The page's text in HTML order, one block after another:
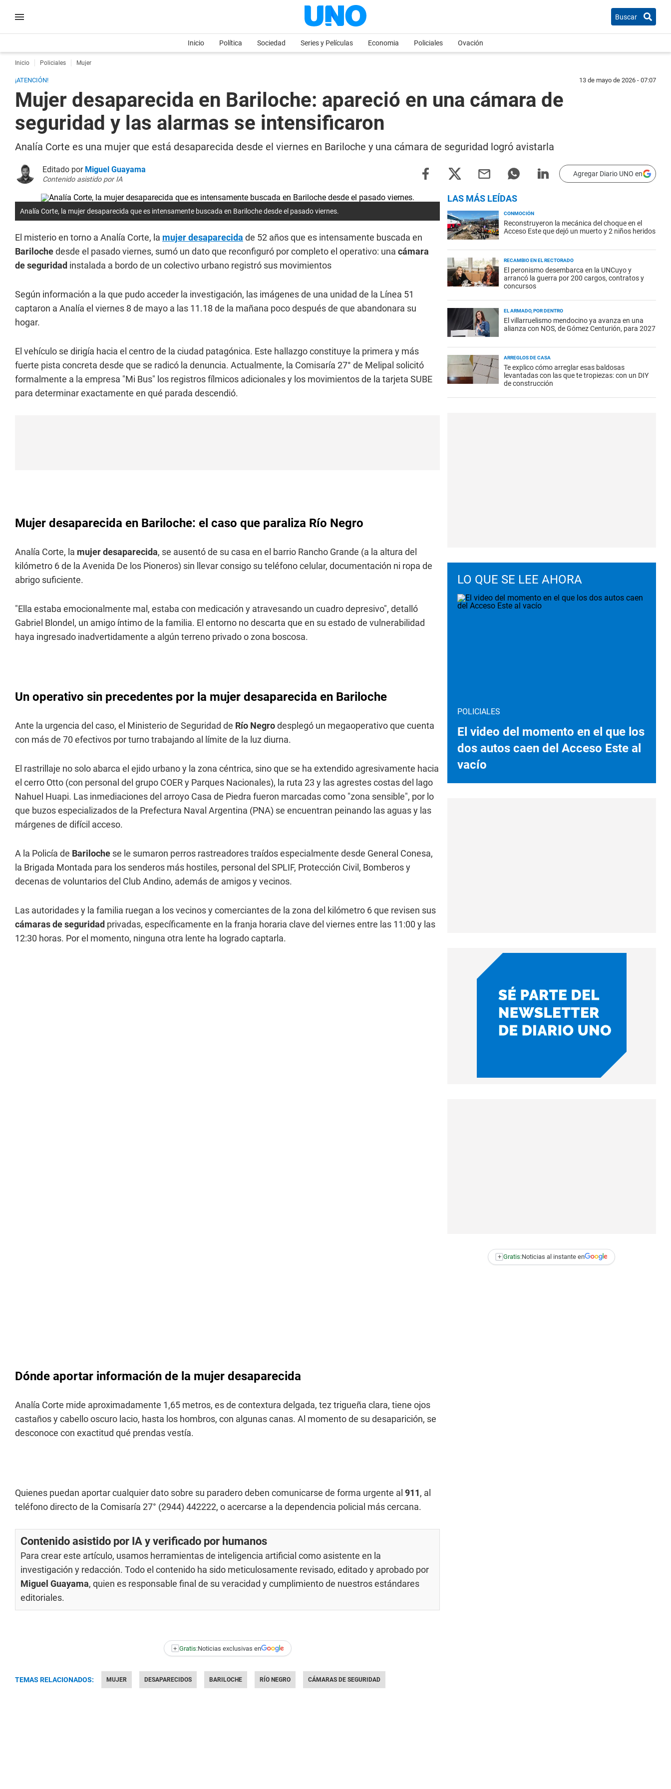
Buscar
Inicio Política Sociedad Series y Películas Economia Policiales Ovación
Inicio Policiales Mujer
¡ATENCIÓN! 13 de mayo de 2026 - 07:07
Mujer desaparecida en Bariloche: apareció en una cámara de
seguridad y las alarmas se intensificaron
Analía Corte es una mujer que está desaparecida desde el viernes en Bariloche y una cámara de seguridad logró avistarla
Editado por Miguel Guayama
Contenido asistido por IA
Agregar Diario UNO en
Analía Corte, la mujer desaparecida que es intensamente buscada en Bariloche desde el pasado viernes.
El misterio en torno a Analía Corte, la mujer desaparecida de 52 años que es intensamente buscada en
Barilochedesde el pasado viernes, sumó un dato que reconfiguró por completo el operativo: una cámara
de seguridad instalada a bordo de un colectivo urbano registró sus movimientos
Según información a la que pudo acceder la investigación, las imágenes de una unidad de la Línea 51
captaron a Analía el viernes 8 de mayo a las 11.18 de la mañana poco después de que abandonara su
hogar.
El vehículo se dirigía hacia el centro de la ciudad patagónica. Este hallazgo constituye la primera y más
fuerte pista concreta desde que se radicó la denuncia. Actualmente, la Comisaría 27° de Melipal solicitó
formalmente a la empresa "Mi Bus" los registros fílmicos adicionales y los movimientos de la tarjeta SUBE
para determinar exactamente en qué parada descendió.
Mujer desaparecida en Bariloche: el caso que paraliza Río Negro
Analía Corte, la mujerdesaparecida, se ausentó de su casa en el barrio Rancho Grande (a la altura del
kilómetro 6 de la Avenida De los Pioneros) sin llevar consigo su teléfono celular, documentación ni ropa de
abrigo suficiente.
"Ella estaba emocionalmente mal, estaba con medicación y atravesando un cuadro depresivo", detalló
Gabriel Blondel, un amigo íntimo de la familia. El entorno no descarta que en su estado de vulnerabilidad
haya ingresado inadvertidamente a algún terreno privado o zona boscosa.
Un operativo sin precedentes por la mujer desaparecida en Bariloche
Ante la urgencia del caso, el Ministerio de Seguridad de Río Negrodesplegó un megaoperativo que cuenta
con más de 70 efectivos por turno trabajando al límite de la luz diurna.
El rastrillaje no solo abarca el ejido urbano y la zona céntrica, sino que se ha extendido agresivamente hacia
el cerro Otto (con personal del grupo COER y Parques Nacionales), la ruta 23 y las agrestes costas del lago
Nahuel Huapi. Las inmediaciones del arroyo Casa de Piedra fueron marcadas como "zona sensible", por lo
que buzos especializados de la Prefectura Naval Argentina (PNA) se encuentran peinando las aguas y las
márgenes de difícil acceso.
A la Policía de Bariloche se le sumaron perros rastreadores traídos especialmente desde General Conesa,
la Brigada Montada para los senderos más hostiles, personal del SPLIF, Protección Civil, Bomberos y
decenas de voluntarios del Club Andino, además de amigos y vecinos.
Las autoridades y la familia ruegan a los vecinos y comerciantes de la zona del kilómetro 6 que revisen sus
cámaras de seguridad privadas, específicamente en la franja horaria clave del viernes entre las 11:00 y las
12:30 horas. Por el momento, ninguna otra lente ha logrado captarla.
Dónde aportar información de la mujer desaparecida
Analía Corte mide aproximadamente 1,65 metros, es de contextura delgada, tez trigueña clara, tiene ojos
castaños y cabello oscuro lacio, hasta los hombros, con algunas canas. Al momento de su desaparición, se
desconoce con exactitud qué prendas vestía.
Quienes puedan aportar cualquier dato sobre su paradero deben comunicarse de forma urgente al 911, al
teléfono directo de la Comisaría 27° (2944) 442222, o acercarse a la dependencia policial más cercana.
Contenido asistido por IA y verificado por humanos
Para crear este artículo, usamos herramientas de inteligencia artificial como asistente en la
investigación y redacción. Todo el contenido ha sido meticulosamente revisado, editado y aprobado por
Miguel Guayama, quien es responsable final de su veracidad y cumplimiento de nuestrosestándares
editoriales.
+ Gratis:Noticias exclusivas en
TEMAS RELACIONADOS: MUJER DESAPARECIDOS BARILOCHE RÍO NEGRO CÁMARAS DE SEGURIDAD
LAS MÁS LEÍDAS
CONMOCIÓN
Reconstruyeron la mecánica del choque en el
Acceso Este que dejó un muerto y 2 niños heridos
RECAMBIO EN EL RECTORADO
El peronismo desembarca en la UNCuyo y
arrancó la guerra por 200 cargos, contratos y
concursos
EL ARMADO, POR DENTRO
El villarruelismo mendocino ya avanza en una
alianza con NOS, de Gómez Centurión, para 2027
ARREGLOS DE CASA
Te explico cómo arreglar esas baldosas
levantadas con las que te tropiezas: con un DIY
de construcción
LO QUE SE LEE AHORA
POLICIALES
El video del momento en el que los
dos autos caen del Acceso Este al
vacío
+ Gratis:Noticias al instante en